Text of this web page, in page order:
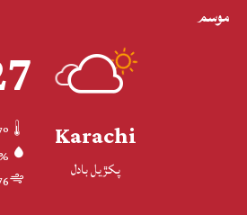
موسم
Karachi
پکڙيل بادل
h